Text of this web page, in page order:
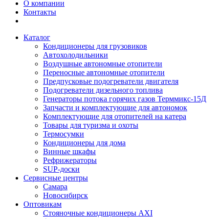
О компании
Контакты
Каталог
Кондиционеры для грузовиков
Автохолодильники
Воздушные автономные отопители
Переносные автономные отопители
Предпусковые подогреватели двигателя
Подогреватели дизельного топлива
Генераторы потока горячих газов Терммикс-15Д
Запчасти и комплектующие для автономок
Комплектующие для отопителей на катера
Товары для туризма и охоты
Термосумки
Кондиционеры для дома
Винные шкафы
Рефрижераторы
SUP-доски
Сервисные центры
Самара
Новосибирск
Оптовикам
Стояночные кондиционеры AXI